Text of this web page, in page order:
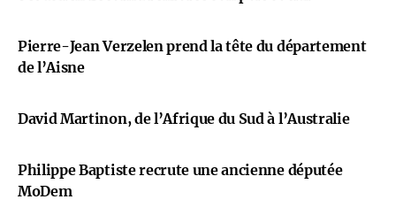
Pierre-Jean Verzelen prend la tête du département
de l’Aisne
David Martinon, de l’Afrique du Sud à l’Australie
Philippe Baptiste recrute une ancienne députée
MoDem